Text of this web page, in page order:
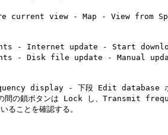
current view - Map - View from
- Internet update - Start
- Disk file update - Manual
display - 下段 Edit database ボ
の鎖ボタンは Lock し、Transmit
ことを確認する。